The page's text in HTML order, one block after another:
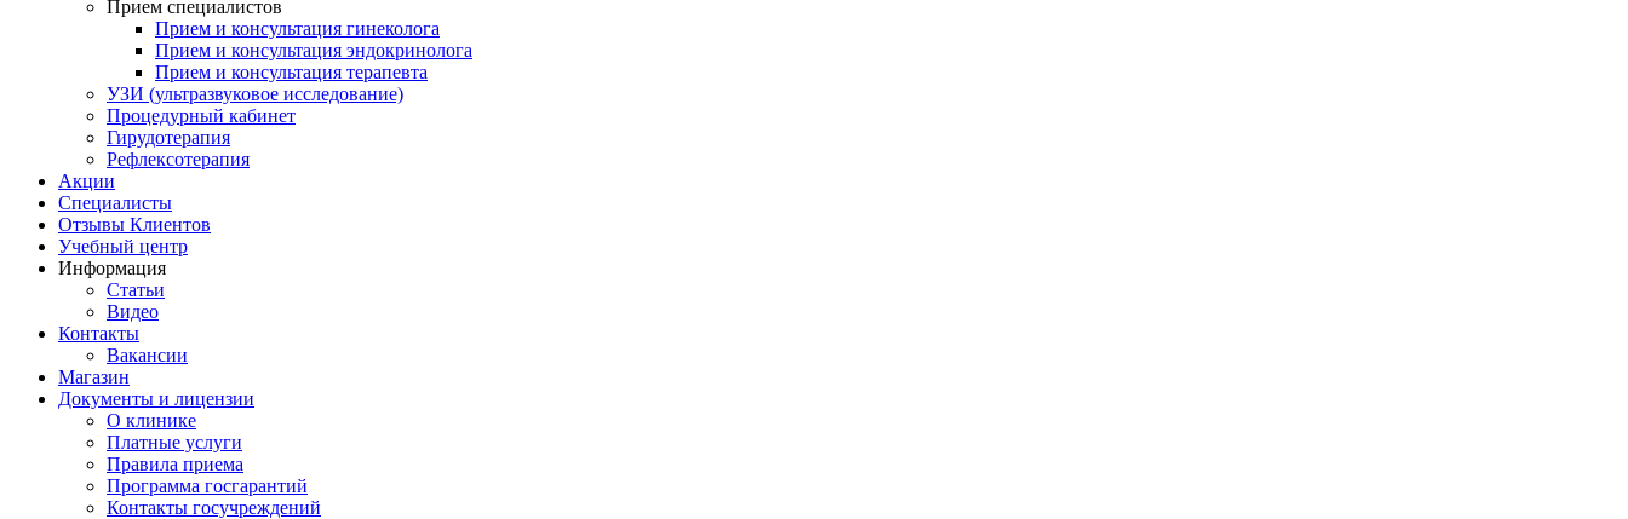
Прием специалистов
Прием и консультация гинеколога
Прием и консультация эндокринолога
Прием и консультация терапевта
УЗИ (ультразвуковое исследование)
Процедурный кабинет
Гирудотерапия
Рефлексотерапия
Акции
Специалисты
Отзывы Клиентов
Учебный центр
Информация
Статьи
Видео
Контакты
Вакансии
Магазин
Документы и лицензии
О клинике
Платные услуги
Правила приема
Программа госгарантий
Контакты госучреждений